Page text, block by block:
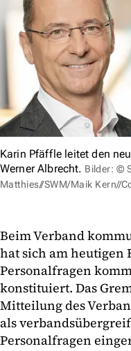
Karin Pfäffle leitet den
Werner Albrecht. Bilder: ©
Matthies//SWM/Maik Kern//
Beim Verband
hat sich am heutigen
Personalfragen
konstituiert. Das
Mitteilung des
als
Personalfragen